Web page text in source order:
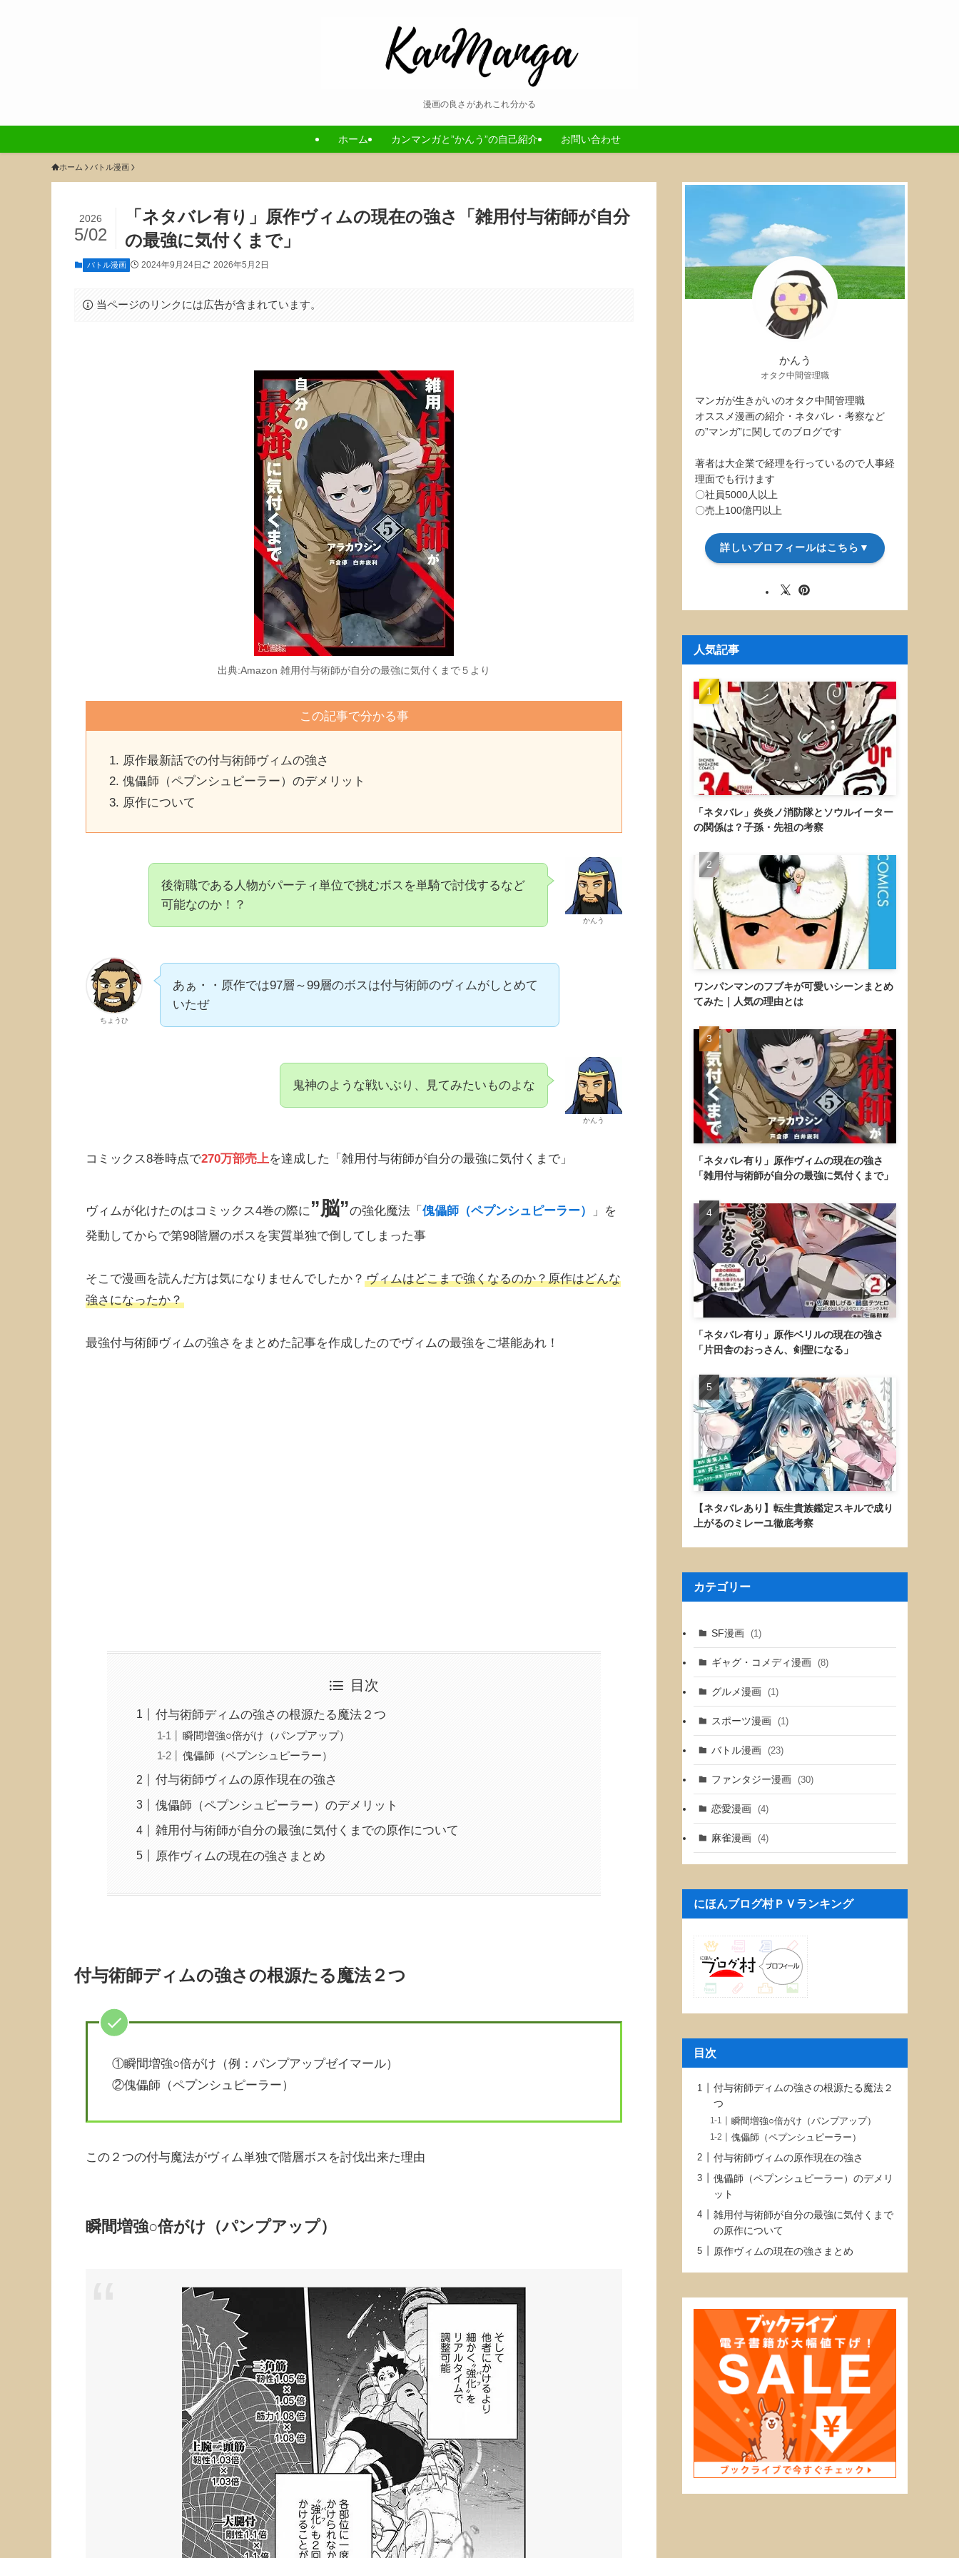
漫画の良さがあれこれ分かる
ホーム カンマンガと”かんう”の自己紹介 お問い合わせ
ホーム バトル漫画
「ネタバレ有り」原作ヴィムの現在の強さ「雑用付与術師が自分
の最強に気付くまで」
2026
5/02
バトル漫画 2024年9月24日 2026年5月2日
当ページのリンクには広告が含まれています。
出典:Amazon 雑用付与術師が自分の最強に気付くまで５より
この記事で分かる事
原作最新話での付与術師ヴィムの強さ
傀儡師（ペプンシュピーラー）のデメリット
原作について
かんう
後衛職である人物がパーティ単位で挑むボスを単騎で討伐するなど
可能なのか！？
ちょうひ
あぁ・・原作では97層～99層のボスは付与術師のヴィムがしとめて
いたぜ
かんう
鬼神のような戦いぶり、見てみたいものよな
コミックス8巻時点で270万部売上を達成した「雑用付与術師が自分の最強に気付くまで」
ヴィムが化けたのはコミックス4巻の際に”脳”の強化魔法「 傀儡師（ペプンシュピーラー）
」を
発動してからで第98階層のボスを実質単独で倒してしまった事
そこで漫画を読んだ方は気になりませんでしたか？ ヴィムはどこまで強くなるのか？原作はどんな
強さになったか？
最強付与術師ヴィムの強さをまとめた記事を作成したのでヴィムの最強をご堪能あれ！
目次
付与術師ディムの強さの根源たる魔法２つ
瞬間増強○倍がけ（パンプアップ）
傀儡師（ペプンシュピーラー）
付与術師ヴィムの原作現在の強さ
傀儡師（ペプンシュピーラー）のデメリット
雑用付与術師が自分の最強に気付くまでの原作について
原作ヴィムの現在の強さまとめ
付与術師ディムの強さの根源たる魔法２つ
①瞬間増強○倍がけ（例：パンプアップゼイマール）
②傀儡師（ペプンシュピーラー）
この２つの付与魔法がヴィム単独で階層ボスを討伐出来た理由
瞬間増強○倍がけ（パンプアップ）
かんう
オタク中間管理職
マンガが生きがいのオタク中間管理職
オススメ漫画の紹介・ネタバレ・考察など
の”マンガ”に関してのブログです
著者は大企業で経理を行っているので人事経
理面でも行けます
〇社員5000人以上
〇売上100億円以上
詳しいプロフィールはこちら▼
人気記事
「ネタバレ」炎炎ノ消防隊とソウルイーター
の関係は？子孫・先祖の考察
ワンパンマンのフブキが可愛いシーンまとめ
てみた｜人気の理由とは
「ネタバレ有り」原作ヴィムの現在の強さ
「雑用付与術師が自分の最強に気付くまで」
「ネタバレ有り」原作ベリルの現在の強さ
「片田舎のおっさん、剣聖になる」
【ネタバレあり】転生貴族鑑定スキルで成り
上がるのミレーユ徹底考察
カテゴリー
SF漫画 (1)
ギャグ・コメディ漫画 (8)
グルメ漫画 (1)
スポーツ漫画 (1)
バトル漫画 (23)
ファンタジー漫画 (30)
恋愛漫画 (4)
麻雀漫画 (4)
にほんブログ村ＰＶランキング
目次
付与術師ディムの強さの根源たる魔法２
つ
瞬間増強○倍がけ（パンプアップ）
傀儡師（ペプンシュピーラー）
付与術師ヴィムの原作現在の強さ
傀儡師（ペプンシュピーラー）のデメリ
ット
雑用付与術師が自分の最強に気付くまで
の原作について
原作ヴィムの現在の強さまとめ